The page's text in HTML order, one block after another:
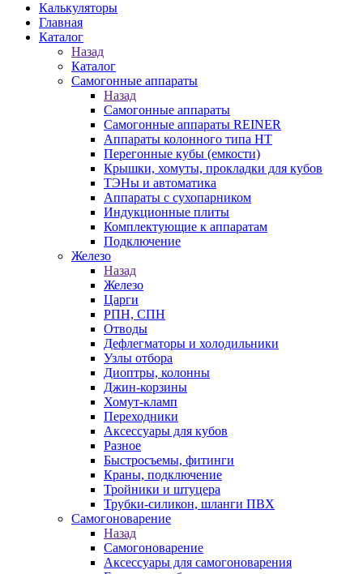
Калькуляторы
Главная
Каталог
Назад
Каталог
Самогонные аппараты
Назад
Самогонные аппараты
Самогонные аппараты REINER
Аппараты колонного типа НТ
Перегонные кубы (емкости)
Крышки, хомуты, прокладки для кубов
ТЭНы и автоматика
Аппараты с сухопарником
Индукционные плиты
Комплектующие к аппаратам
Подключение
Железо
Назад
Железо
Царги
РПН, СПН
Отводы
Дефлегматоры и холодильники
Узлы отбора
Диоптры, колонны
Джин-корзины
Хомут-кламп
Переходники
Аксессуары для кубов
Разное
Быстросъемы, фитинги
Краны, подключение
Тройники и штуцера
Трубки-силикон, шланги ПВХ
Самогоноварение
Назад
Самогоноварение
Аксессуары для самогоноварения